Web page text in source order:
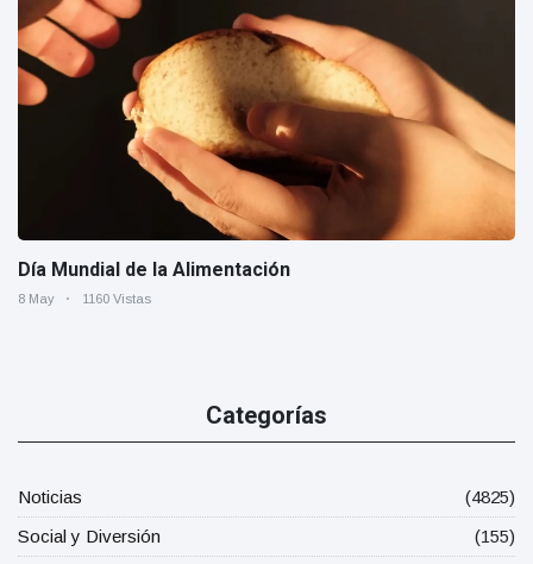
Día Mundial de la Alimentación
8 May 1160 Vistas
Categorías
Noticias
(4825)
Social y Diversión
(155)